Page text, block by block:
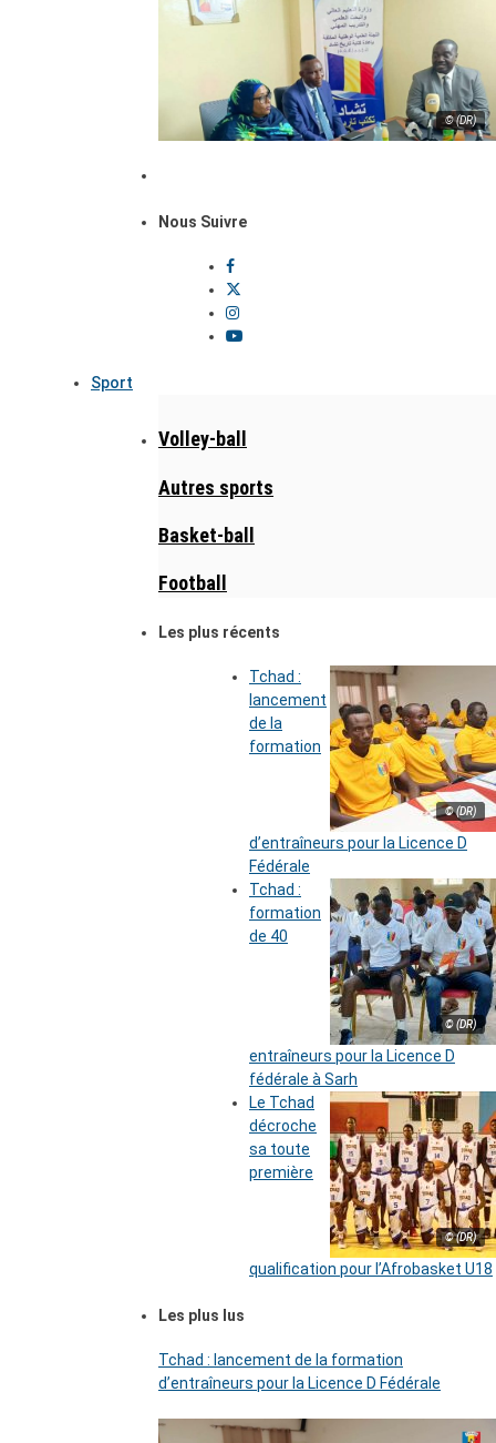
© (DR)
Nous Suivre
Sport
Volley-ball
Autres sports
Basket-ball
Football
Les plus récents
© (DR)
Tchad :
lancement
de la
formation
d’entraîneurs pour la Licence D
Fédérale
© (DR)
Tchad :
formation
de 40
entraîneurs pour la Licence D
fédérale à Sarh
© (DR)
Le Tchad
décroche
sa toute
première
qualification pour l’Afrobasket U18
Les plus lus
Tchad : lancement de la formation
d’entraîneurs pour la Licence D Fédérale